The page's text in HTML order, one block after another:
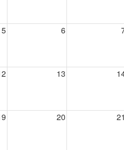
5 6
13
20 21